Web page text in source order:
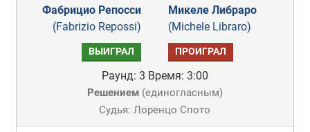
Фабрицио Репосси
(Fabrizio Repossi)
Микеле Либраро
(Michele Libraro)
ВЫИГРАЛ ПРОИГРАЛ
Раунд: 3 Время: 3:00
Решением(единогласным)
Судья: Лоренцо Спото